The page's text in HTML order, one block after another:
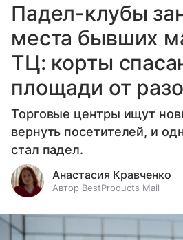
Падел-клубы
места бывших
ТЦ: корты
площади от
Торговые центры ищут
вернуть посетителей, и
стал падел.
Анастасия Кравченко
Автор BestProducts Mail